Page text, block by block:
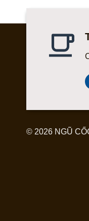
© 2026 NGŨ